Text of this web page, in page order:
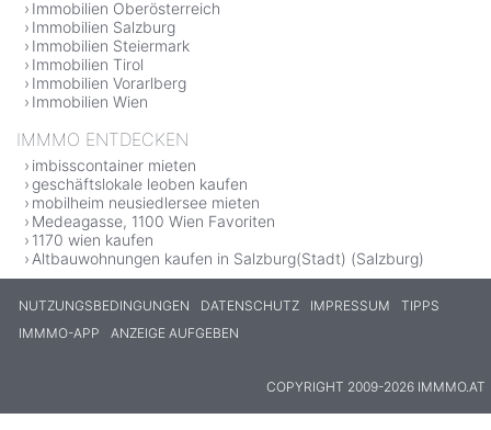
Immobilien Oberösterreich
Immobilien Salzburg
Immobilien Steiermark
Immobilien Tirol
Immobilien Vorarlberg
Immobilien Wien
IMMMO ENTDECKEN
imbisscontainer mieten
geschäftslokale leoben kaufen
mobilheim neusiedlersee mieten
Medeagasse, 1100 Wien Favoriten
1170 wien kaufen
Altbauwohnungen kaufen in Salzburg(Stadt) (Salzburg)
NUTZUNGSBEDINGUNGEN DATENSCHUTZ IMPRESSUM
TIPPS
IMMMO-APP
ANZEIGE AUFGEBEN
COPYRIGHT 2009-2026 IMMMO.AT